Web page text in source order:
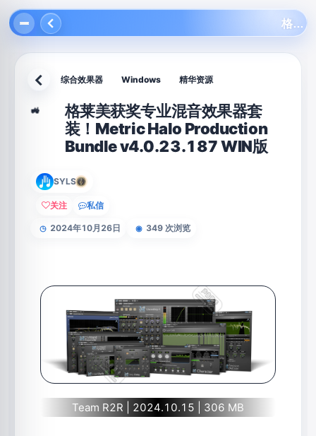
返回 综合效果器 Windows 精华资源
🚜
格莱美获奖专业混音效果器套
装！Metric Halo Production
Bundle v4.0.23.187 WIN版
SYLS
关注 私信
◷ 2024年10月26日 ◉ 349 次浏览
Team R2R | 2024.10.15 | 306 MB
格莱美获奖专业混音效果器套装！Metric Halo Production Bundle v4.0.23.187 WIN版